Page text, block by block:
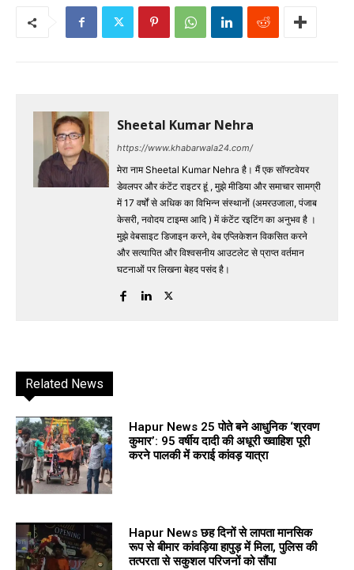
Sheetal Kumar Nehra
https://www.khabarwala24.com/
मेरा नाम Sheetal Kumar Nehra है। मैं एक सॉफ्टवेयर
डेवलपर और कंटेंट राइटर हूं , मुझे मीडिया और समाचार सामग्री
में 17 वर्षों से अधिक का विभिन्न संस्थानों (अमरउजाला, पंजाब
केसरी, नवोदय टाइम्स आदि ) में कंटेंट रइटिंग का अनुभव है ।
मुझे वेबसाइट डिजाइन करने, वेब एप्लिकेशन विकसित करने
और सत्यापित और विश्वसनीय आउटलेट से प्राप्त वर्तमान
घटनाओं पर लिखना बेहद पसंद है।
Related News
Hapur News 25 पोते बने आधुनिक ‘श्रवण
कुमार’: 95 वर्षीय दादी की अधूरी ख्वाहिश पूरी
करने पालकी में कराई कांवड़ यात्रा
Hapur News छह दिनों से लापता मानसिक
रूप से बीमार कांवड़िया हापुड़ में मिला, पुलिस की
तत्परता से सकुशल परिजनों को सौंपा